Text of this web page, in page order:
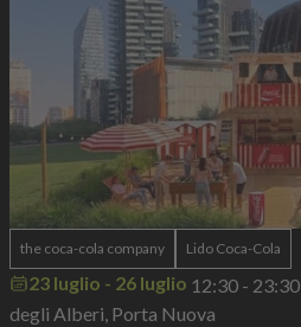
the coca-cola company Lido Coca-Cola
23 luglio - 26 luglio 12:30 - 23:30
degli Alberi, Porta Nuova